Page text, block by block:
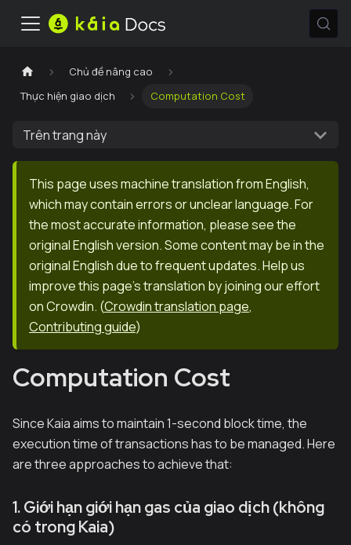
Chủ đề nâng cao
Thực hiện giao dịch
Computation Cost
Trên trang này
This page uses machine translation from English,
which may contain errors or unclear language. For
the most accurate information, please see the
original English version. Some content may be in the
original English due to frequent updates. Help us
improve this page's translation by joining our effort
on Crowdin. (Crowdin translation page,
Contributing guide)
Computation Cost
Since Kaia aims to maintain 1-second block time, the
execution time of transactions has to be managed. Here
are three approaches to achieve that:
1. Giới hạn giới hạn gas của giao dịch (không
có trong Kaia)